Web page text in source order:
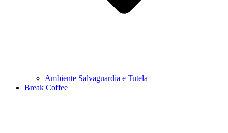
Ambiente Salvaguardia e Tutela
Break Coffee